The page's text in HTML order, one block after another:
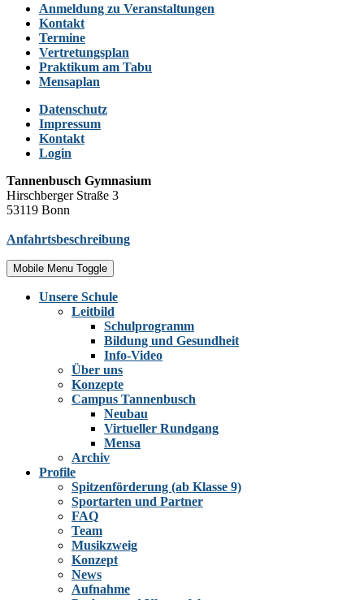
Anmeldung zu Veranstaltungen
Kontakt
Termine
Vertretungsplan
Praktikum am Tabu
Mensaplan
Datenschutz
Impressum
Kontakt
Login
Tannenbusch Gymnasium
Hirschberger Straße 3
53119 Bonn
Anfahrtsbeschreibung
Mobile Menu Toggle
Unsere Schule
Leitbild
Schulprogramm
Bildung und Gesundheit
Info-Video
Über uns
Konzepte
Campus Tannenbusch
Neubau
Virtueller Rundgang
Mensa
Archiv
Profile
Spitzenförderung (ab Klasse 9)
Sportarten und Partner
FAQ
Team
Musikzweig
Konzept
News
Aufnahme